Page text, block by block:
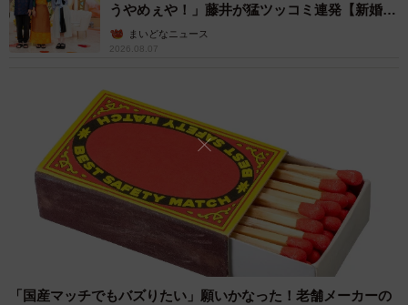
うやめぇや！」藤井が猛ツッコミ連発【新婚さ
ん】まいどなニュース
2026.08.07
「国産マッチでもバズりたい」願いかなった！老舗メーカーの